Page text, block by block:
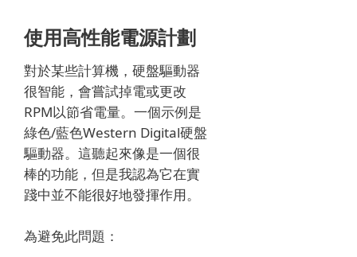
使用高性能電源計劃
對於某些計算機，硬盤驅動器
很智能，會嘗試掉電或更改
RPM以節省電量。 一個示例是
綠色/藍色Western Digital硬盤
驅動器。 這聽起來像是一個很
棒的功能，但是我認為它在實
踐中並不能很好地發揮作用。
為避免此問題：